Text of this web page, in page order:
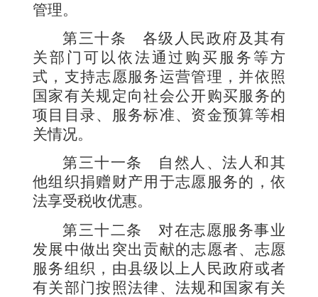
管理。
第三十条 各级人民政府及其有
关部门可以依法通过购买服务等方
式，支持志愿服务运营管理，并依照
国家有关规定向社会公开购买服务的
项目目录、服务标准、资金预算等相
关情况。
第三十一条
自然人、法人和其
他组织捐赠财产用于志愿服务的，依
法享受税收优惠。
第三十二条
对在志愿服务事业
发展中做出突出贡献的志愿者、志愿
服务组织，由县级以上人民政府或者
有关部门按照法律、法规和国家有关